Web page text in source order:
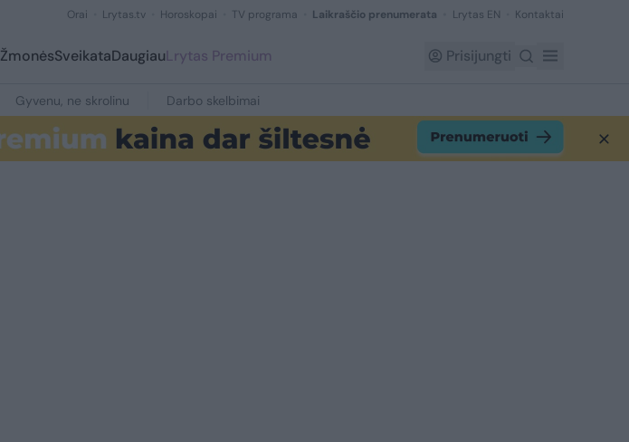
Orai Lrytas.tv Horoskopai TV programa Laikraščio prenumerata Lrytas EN Kontaktai
ŽmonėsSveikataDaugiauLrytas Premium Prisijungti
Gyvenu, ne skrolinu Darbo skelbimai